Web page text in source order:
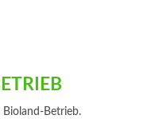
Betrieb.